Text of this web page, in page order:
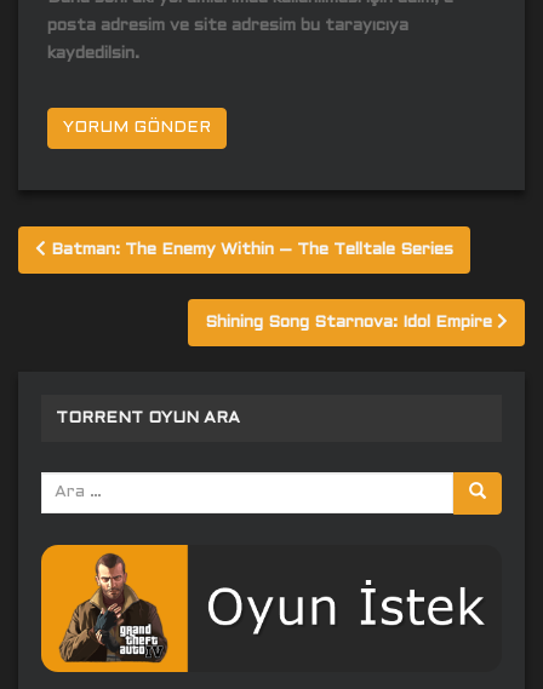
posta adresim ve site adresim bu tarayıcıya
kaydedilsin.
Yazı
gezinmesi
Batman: The Enemy Within – The Telltale Series
Shining Song Starnova: Idol Empire
TORRENT OYUN ARA
Arama
yap: